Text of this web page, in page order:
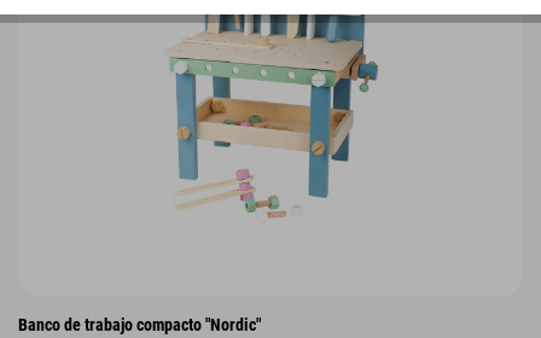
Banco de trabajo compacto "Nordic"